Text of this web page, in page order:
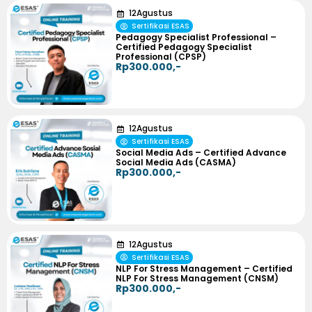
12Agustus
Sertifikasi ESAS
Pedagogy Specialist Professional –
Certified Pedagogy Specialist
Professional (CPSP)
Rp300.000,-
12Agustus
Sertifikasi ESAS
Social Media Ads – Certified Advance
Social Media Ads (CASMA)
Rp300.000,-
12Agustus
Sertifikasi ESAS
NLP For Stress Management – Certified
NLP For Stress Management (CNSM)
Rp300.000,-